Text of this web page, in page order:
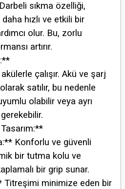
sıkma özelliği,
hızlı ve etkili bir
olur. Bu, zorlu
artırır.
çalışır. Akü ve şarj
satılır, bu nedenle
olabilir veya ayrı
Konforlu ve güvenli
bir tutma kolu ve
bir grip sunar.
Titreşimi minimize eden bir